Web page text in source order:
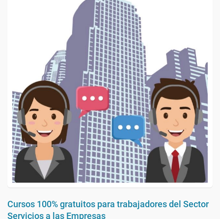
Cursos 100% gratuitos para trabajadores del Sector
Servicios a las Empresas